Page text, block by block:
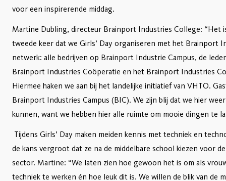
voor een inspirerende middag.
Martine Dubling, directeur Brainport Industries College: “Het
tweede keer dat we Girls’ Day organiseren met het Brainport
netwerk: alle bedrijven op Brainport Industrie Campus, de
Brainport Industries Coöperatie en het Brainport Industries
Hiermee haken we aan bij het landelijke initiatief van VHTO.
Brainport Industries Campus (BIC). We zijn blij dat we hier
kunnen, want we hebben hier alle ruimte om mooie dingen te
Tijdens Girls’ Day maken meiden kennis met techniek en
de kans vergroot dat ze na de middelbare school kiezen voor
sector. Martine: “We laten zien hoe gewoon het is om als
techniek te werken én hoe leuk dit is. We willen de blik van de